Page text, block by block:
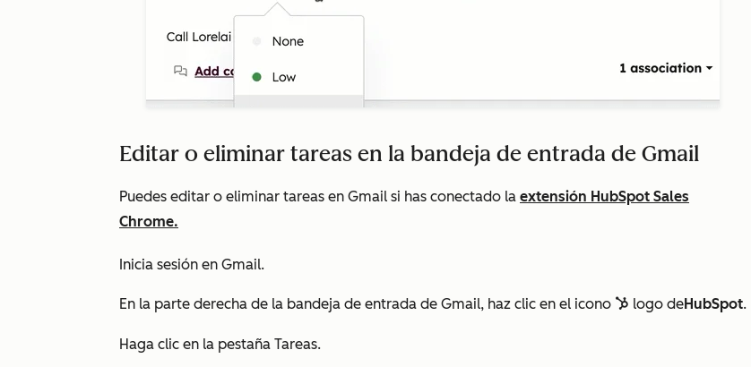
Editar o eliminar tareas en la bandeja de entrada de Gmail
Puedes editar o eliminar tareas en Gmail si has conectado la extensión HubSpot Sales
Chrome.
Inicia sesión en Gmail.
En la parte derecha de la bandeja de entrada de Gmail, haz clic en el icono sprocket logo deHubSpot.
Haga clic en la pestaña Tareas.